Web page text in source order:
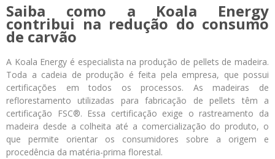
Saiba como a Koala Energy
contribui na redução do consumo
de carvão
A Koala Energy é especialista na produção de pellets de madeira.
Toda a cadeia de produção é feita pela empresa, que possui
certificações em todos os processos. As madeiras de
reflorestamento utilizadas para fabricação de pellets têm a
certificação FSC®. Essa certificação exige o rastreamento da
madeira desde a colheita até a comercialização do produto, o
que permite orientar os consumidores sobre a origem e
procedência da matéria-prima florestal.